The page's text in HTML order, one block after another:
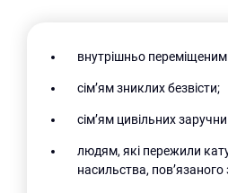
внутрішньо
сім’ям зниклих безвісти;
сім’ям цивільних
людям, які пережили
насильства,